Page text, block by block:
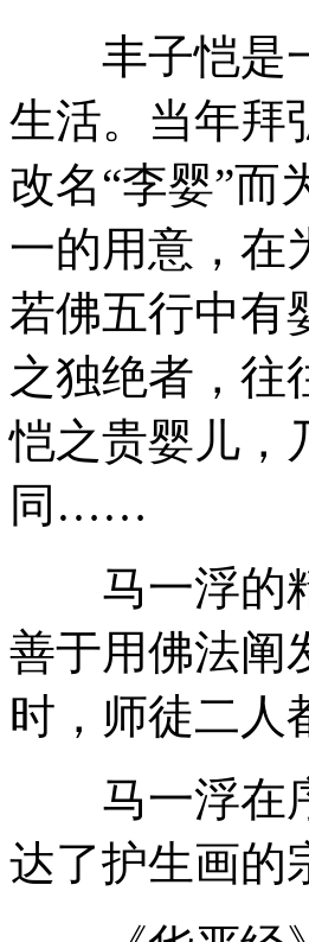
丰子恺是一
生活。当年拜
改名“李婴”而
一的用意，在
若佛五行中有
之独绝者，往
恺之贵婴儿，
同……
马一浮的精
善于用佛法阐
时，师徒二人
马一浮在序
达了护生画的